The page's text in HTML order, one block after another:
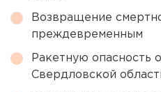
Возвращение
преждевременным
Ракетную опасность
Свердловской